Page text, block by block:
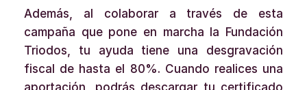
Además, al colaborar a través de esta
campaña que pone en marcha la Fundación
Triodos, tu ayuda tiene una desgravación
fiscal de hasta el 80%. Cuando realices una